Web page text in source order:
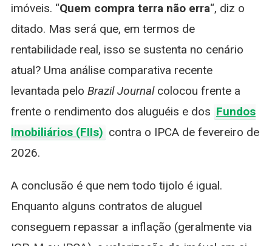
imóveis. “Quem compra terra não erra“, diz o
ditado. Mas será que, em termos de
rentabilidade real, isso se sustenta no cenário
atual? Uma análise comparativa recente
levantada pelo Brazil Journalcolocou frente a
frente o rendimento dos aluguéis e dos Fundos
Imobiliários (FIIs) contra o IPCA de fevereiro de
2026.
A conclusão é que nem todo tijolo é igual.
Enquanto alguns contratos de aluguel
conseguem repassar a inflação (geralmente via